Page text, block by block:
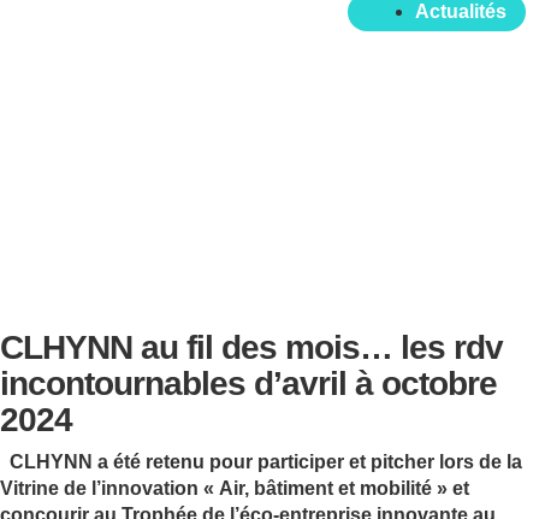
Actualités
CLHYNN au fil des mois… les rdv
incontournables d’avril à octobre
2024
CLHYNN a été retenu pour participer et pitcher lors de la
Vitrine de l’innovation « Air, bâtiment et mobilité » et